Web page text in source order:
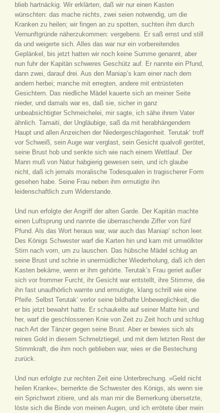
blieb hartnäckig. Wir erklärten, daß wir nur einen Kasten
wünschten: das mache nichts, zwei seien notwendig, um die
Kranken zu heilen; wir fingen an zu spotten, suchten ihm durch
Vernunftgründe näherzukommen: vergebens. Er saß ernst und still
da und weigerte sich. Alles das war nur ein vorbereitendes
Geplänkel, bis jetzt hatten wir noch keine Summe genannt, aber
nun fuhr der Kapitän schweres Geschütz auf. Er nannte ein Pfund,
dann zwei, darauf drei. Aus den Maniap’s kam einer nach dem
andern herbei; manche mit erregten, andere mit entrüsteten
Gesichtern. Das niedliche Mädel kauerte sich an meiner Seite
nieder, und damals war es, daß sie, sicher in ganz
unbeabsichtigter Schmeichelei, mir sagte, ich sähe ihrem Vater
ähnlich. Tamaiti, der Ungläubige, saß da mit herabhängendem
Haupt und allen Anzeichen der Niedergeschlagenheit. Terutak‘ troff
vor Schweiß, sein Auge war verglast, sein Gesicht qualvoll gerötet,
seine Brust hob und senkte sich wie nach einem Wettlauf. Der
Mann muß von Natur habgierig gewesen sein, und ich glaube
nicht, daß ich jemals moralische Todesqualen in tragischerer Form
gesehen habe. Seine Frau neben ihm ermutigte ihn
leidenschaftlich zum Widerstande.
Und nun erfolgte der Angriff der alten Garde. Der Kapitän machte
einen Luftsprung und nannte die überraschende Ziffer von fünf
Pfund. Als das Wort heraus war, war auch das Maniap‘ schon leer.
Des Königs Schwester warf die Karten hin und kam mit umwölkter
Stirn nach vorn, um zu lauschen. Das hübsche Mädel schlug an
seine Brust und schrie in unermüdlicher Wiederholung, daß ich den
Kasten bekäme, wenn er ihm gehörte. Terutak’s Frau geriet außer
sich vor frommer Furcht, ihr Gesicht war entstellt, ihre Stimme, die
ihn fast unaufhörlich warnte und ermutigte, klang schrill wie eine
Pfeife. Selbst Terutak‘ verlor seine bildhafte Unbeweglichkeit, die
er bis jetzt bewahrt hatte. Er schaukelte auf seiner Matte hin und
her, warf die geschlossenen Knie von Zeit zu Zeit hoch und schlug
nach Art der Tänzer gegen seine Brust. Aber er bewies sich als
reines Gold in diesem Schmelztiegel, und mit dem letzten Rest der
Stimmkraft, die ihm noch geblieben war, wies er die Bestechung
zurück.
Und nun erfolgte zur rechten Zeit eine Unterbrechung. »Geld nicht
heilen Kranke«, bemerkte die Schwester des Königs, als wenn sie
ein Sprichwort zitiere, und als man mir die Bemerkung übersetzte,
löste sich die Binde von meinen Augen, und ich errötete über mein